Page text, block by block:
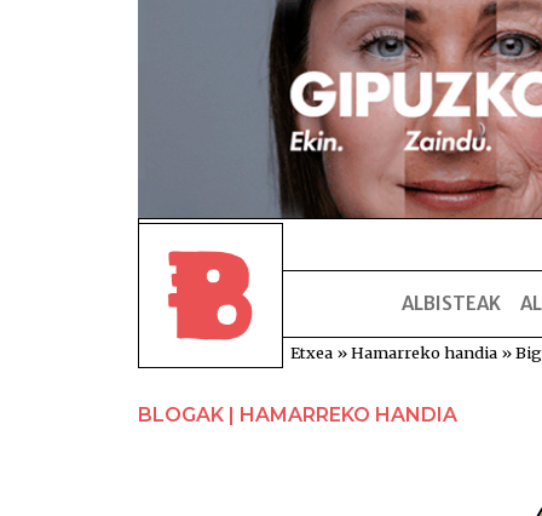
ALBISTEAK
Etxea »Hamarreko handia »
BLOGAK | HAMARREKO HANDIA